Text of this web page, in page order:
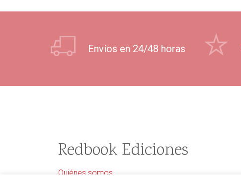
Envíos en 24/48 horas
Redbook Ediciones
Quiénes somos